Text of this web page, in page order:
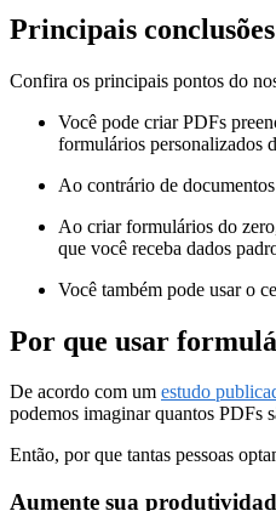
Principais conclusões
Confira os principais pontos do
Você pode criar PDFs
formulários personalizados
Ao contrário de
Ao criar formulários do
que você receba dados
Você também pode usar o
Por que usar
De acordo com um estudo
podemos imaginar quantos PDFs
Então, por que tantas pessoas
Aumente sua